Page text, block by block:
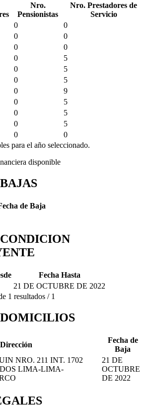
Nro.
Pensionistas
Nro. Prestadores de
Servicio
0
0
0
0
0
0
0
5
0
5
0
5
0
9
0
5
0
5
0
5
0
0
para el año seleccionado.
disponible
de Baja
Fecha Hasta
21 DE OCTUBRE DE 2022
1 resultados / 1
Dirección
Fecha de
Baja
NRO. 211 INT. 1702
LIMA-LIMA-
21 DE
OCTUBRE
DE 2022